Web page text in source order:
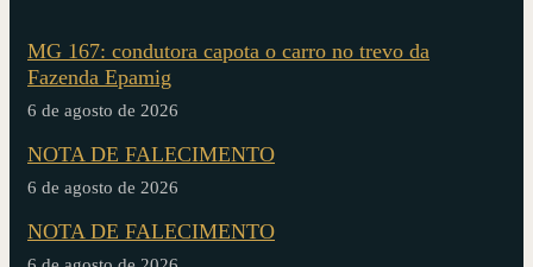
MG 167: condutora capota o carro no trevo da
Fazenda Epamig
6 de agosto de 2026
NOTA DE FALECIMENTO
6 de agosto de 2026
NOTA DE FALECIMENTO